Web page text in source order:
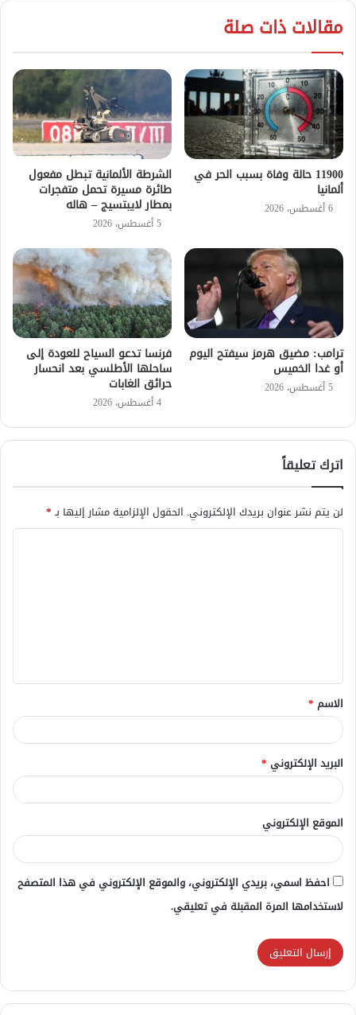
مقالات ذات صلة
11900 حالة وفاة بسبب الحر في
ألمانيا
6 أغسطس، 2026
الشرطة الألمانية تبطل مفعول
طائرة مسيرة تحمل متفجرات
بمطار لايبتسيج – هاله
5 أغسطس، 2026
ترامب: مضيق هرمز سيفتح اليوم
أو غدا الخميس
5 أغسطس، 2026
فرنسا تدعو السياح للعودة إلى
ساحلها الأطلسي بعد انحسار
حرائق الغابات
4 أغسطس، 2026
اترك تعليقاً
لن يتم نشر عنوان بريدك الإلكتروني. الحقول الإلزامية مشار إليها بـ*
ق
*
الاسم *
البريد الإلكتروني *
الموقع الإلكتروني
احفظ اسمي، بريدي الإلكتروني، والموقع الإلكتروني في هذا المتصفح
لاستخدامها المرة المقبلة في تعليقي.